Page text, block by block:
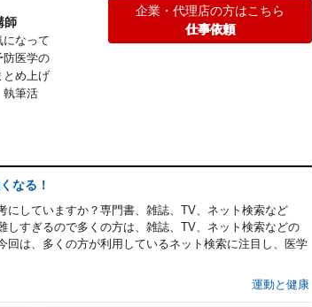
師
なって
防医学の
とめ上げ
執筆活
企業・代理店の方はこちら
仕事依頼
なる！
にしていますか？専門書、雑誌、TV、ネット検索など
しすぎるので多くの方は、雑誌、TV、ネット検索などの
回は、多くの方が利用しているネット検索に注目し、医学
運動と健康